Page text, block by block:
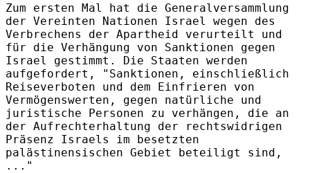
Zum ersten Mal hat die Generalversammlung
der Vereinten Nationen Israel wegen des
Verbrechens der Apartheid verurteilt und
für die Verhängung von Sanktionen gegen
Israel gestimmt. Die Staaten werden
aufgefordert, "Sanktionen, einschließlich
Reiseverboten und dem Einfrieren von
Vermögenswerten, gegen natürliche und
juristische Personen zu verhängen, die an
der Aufrechterhaltung der rechtswidrigen
Präsenz Israels im besetzten
palästinensischen Gebiet beteiligt sind,
..."